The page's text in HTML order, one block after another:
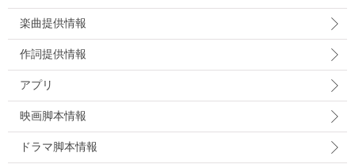
楽曲提供情報
作詞提供情報
アプリ
映画脚本情報
ドラマ脚本情報